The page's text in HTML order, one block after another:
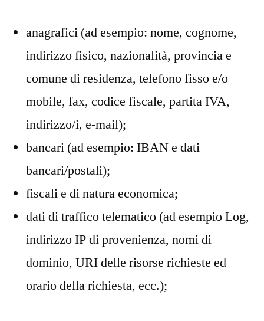
anagrafici (ad esempio: nome, cognome,
indirizzo fisico, nazionalità, provincia e
comune di residenza, telefono fisso e/o
mobile, fax, codice fiscale, partita IVA,
indirizzo/i, e-mail);
bancari (ad esempio: IBAN e dati
bancari/postali);
fiscali e di natura economica;
dati di traffico telematico (ad esempio Log,
indirizzo IP di provenienza, nomi di
dominio, URI delle risorse richieste ed
orario della richiesta, ecc.);